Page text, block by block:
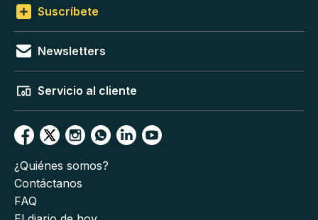
Suscríbete
Newsletters
Servicio al cliente
¿Quiénes somos?
Contáctanos
FAQ